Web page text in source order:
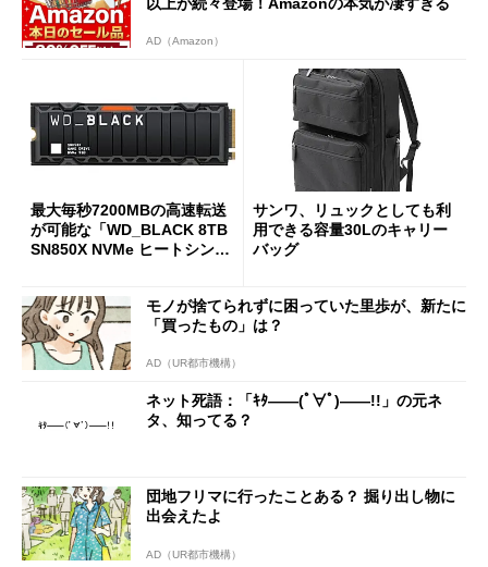
AD（Amazon）
最大毎秒7200MBの高速転送
が可能な「WD_BLACK 8TB
SN850X NVMe ヒートシンク
サンワ、リュックとしても利
用できる容量30Lのキャリー
バッグ
モノが捨てられずに困っていた里歩が、新たに
「買ったもの」は？
AD（UR都市機構）
ネット死語：「ｷﾀ――(ﾟ∀ﾟ)――!!」の元ネ
タ、知ってる？
団地フリマに行ったことある？ 掘り出し物に
出会えたよ
AD（UR都市機構）